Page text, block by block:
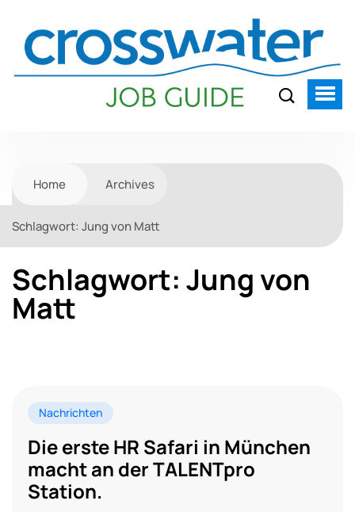
Home Archives
Schlagwort: Jung von Matt
Schlagwort: Jung von
Matt
Nachrichten
Die erste HR Safari in München
macht an der TALENTpro
Station.